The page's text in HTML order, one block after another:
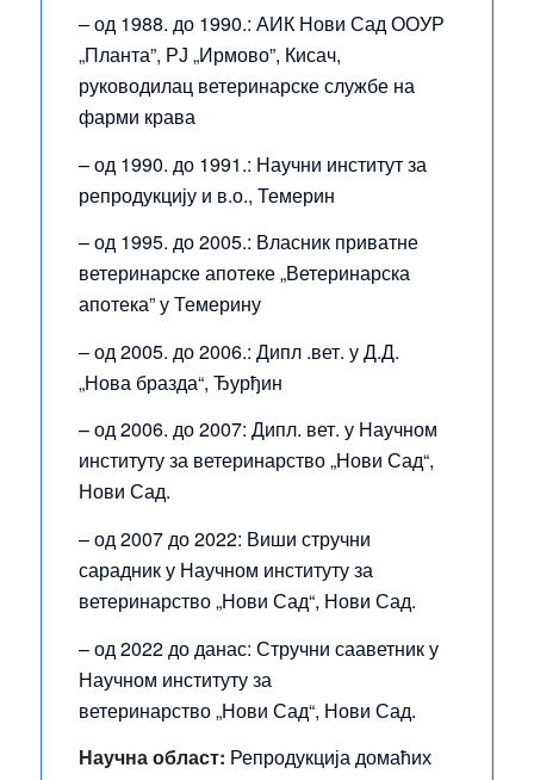
– од 1988. до 1990.: АИК Нови Сад ООУР
„Планта”, РЈ „Ирмово”, Кисач,
руководилац ветеринарске службе на
фарми крава
– од 1990. до 1991.: Научни институт за
репродукцију и в.о., Темерин
– од 1995. до 2005.: Власник приватне
ветеринарске апотеке „Ветеринарска
апотека” у Темерину
– од 2005. до 2006.: Дипл .вет. у Д.Д.
„Нова бразда“, Ђурђин
– од 2006. до 2007: Дипл. вет. у Научном
институту за ветеринарство „Нови Сад“,
Нови Сад.
– од 2007 до 2022: Виши стручни
сарадник у Научном институту за
ветеринарство „Нови Сад“, Нови Сад.
– од 2022 до данас: Стручни сааветник у
Научном институту за
ветеринарство „Нови Сад“, Нови Сад.
Научна област: Репродукција домаћих